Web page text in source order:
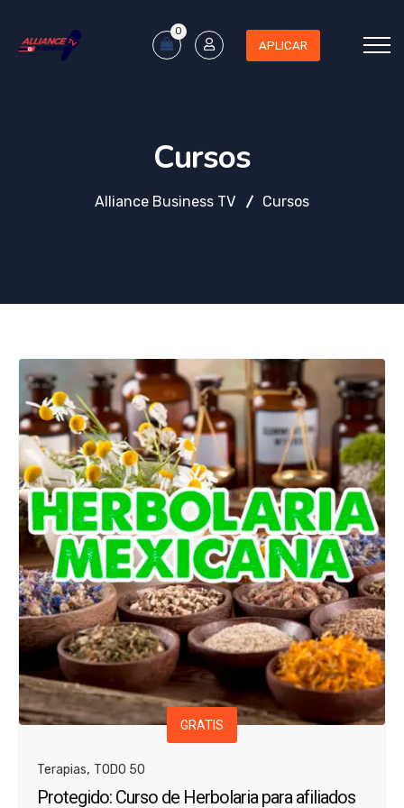
0
APLICAR
Cursos
Alliance Business TV Cursos
GRATIS
Terapias, TODO 50
Protegido: Curso de Herbolaria para afiliados